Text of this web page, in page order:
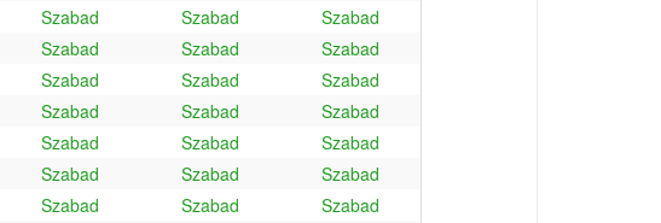
Szabad Szabad
Szabad
Szabad Szabad
Szabad
Szabad Szabad
Szabad
Szabad Szabad
Szabad
Szabad Szabad
Szabad
Szabad Szabad
Szabad
Szabad Szabad
Szabad